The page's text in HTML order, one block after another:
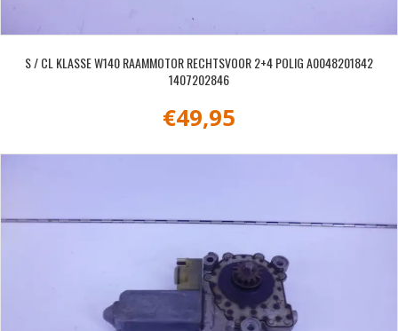
S / CL KLASSE W140 RAAMMOTOR RECHTSVOOR 2+4 POLIG A0048201842
1407202846
€49,95